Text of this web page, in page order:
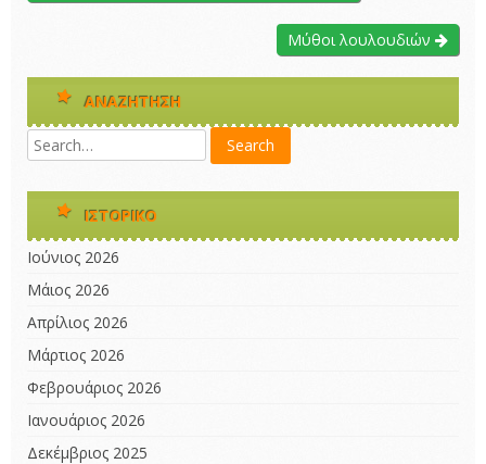
Μύθοι λουλουδιών
ΑΝΑΖΉΤΗΣΗ
ΙΣΤΟΡΙΚΌ
Ιούνιος 2026
Μάιος 2026
Απρίλιος 2026
Μάρτιος 2026
Φεβρουάριος 2026
Ιανουάριος 2026
Δεκέμβριος 2025